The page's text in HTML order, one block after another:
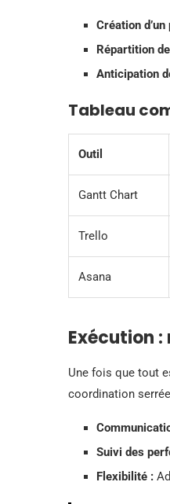
Création
Répartition
Anticipation
Tableau
Outil
Gantt Chart
Trello
Asana
Exécution
Une fois que tout
coordination
Suivi des
Flexibilité :